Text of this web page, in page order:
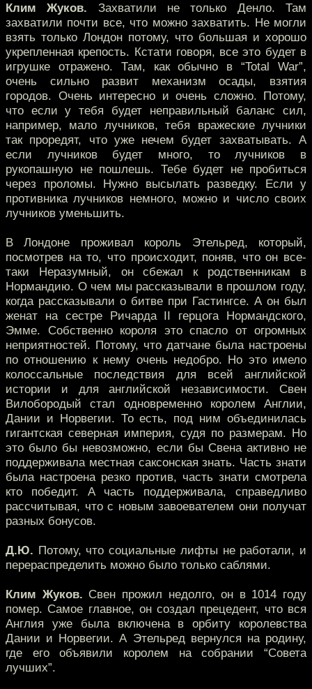
Клим Жуков. Захватили не только Денло. Там
захватили почти все, что можно захватить. Не могли
взять только Лондон потому, что большая и хорошо
укрепленная крепость. Кстати говоря, все это будет в
игрушке отражено. Там, как обычно в “Total War”,
очень сильно развит механизм осады, взятия
городов. Очень интересно и очень сложно. Потому,
что если у тебя будет неправильный баланс сил,
например, мало лучников, тебя вражеские лучники
так проредят, что уже нечем будет захватывать. А
если лучников будет много, то лучников в
рукопашную не пошлешь. Тебе будет не пробиться
через проломы. Нужно высылать разведку. Если у
противника лучников немного, можно и число своих
лучников уменьшить.
В Лондоне проживал король Этельред, который,
посмотрев на то, что происходит, поняв, что он все-
таки Неразумный, он сбежал к родственникам в
Нормандию. О чем мы рассказывали в прошлом году,
когда рассказывали о битве при Гастингсе. А он был
женат на сестре Ричарда II герцога Нормандского,
Эмме. Собственно короля это спасло от огромных
неприятностей. Потому, что датчане была настроены
по отношению к нему очень недобро. Но это имело
колоссальные последствия для всей английской
истории и для английской независимости. Свен
Вилобородый стал одновременно королем Англии,
Дании и Норвегии. То есть, под ним объединилась
гигантская северная империя, судя по размерам. Но
это было бы невозможно, если бы Свена активно не
поддерживала местная саксонская знать. Часть знати
была настроена резко против, часть знати смотрела
кто победит. А часть поддерживала, справедливо
рассчитывая, что с новым завоевателем они получат
разных бонусов.
Д.Ю. Потому, что социальные лифты не работали, и
перераспределить можно было только саблями.
Клим Жуков. Свен прожил недолго, он в 1014 году
помер. Самое главное, он создал прецедент, что вся
Англия уже была включена в орбиту королевства
Дании и Норвегии. А Этельред вернулся на родину,
где его объявили королем на собрании “Совета
лучших”.